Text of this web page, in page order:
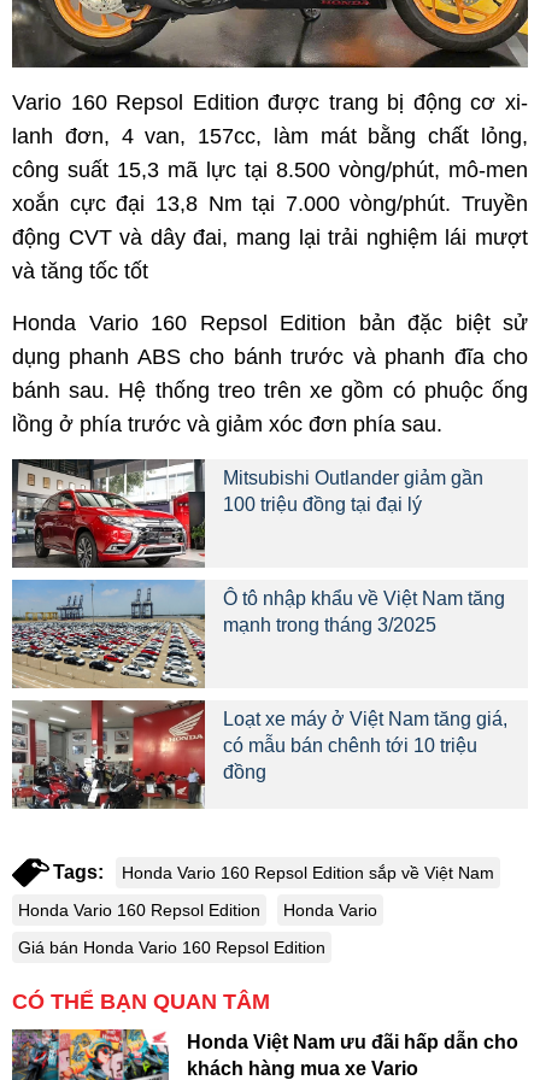
Vario 160 Repsol Edition được trang bị động cơ xi-
lanh đơn, 4 van, 157cc, làm mát bằng chất lỏng,
công suất 15,3 mã lực tại 8.500 vòng/phút, mô-men
xoắn cực đại 13,8 Nm tại 7.000 vòng/phút. Truyền
động CVT và dây đai, mang lại trải nghiệm lái mượt
và tăng tốc tốt
Honda Vario 160 Repsol Edition bản đặc biệt sử
dụng phanh ABS cho bánh trước và phanh đĩa cho
bánh sau. Hệ thống treo trên xe gồm có phuộc ống
lồng ở phía trước và giảm xóc đơn phía sau.
Mitsubishi Outlander giảm gần
100 triệu đồng tại đại lý
Ô tô nhập khẩu về Việt Nam tăng
mạnh trong tháng 3/2025
Loạt xe máy ở Việt Nam tăng giá,
có mẫu bán chênh tới 10 triệu
đồng
Tags:
Honda Vario 160 Repsol Edition sắp về Việt Nam
Honda Vario 160 Repsol Edition
Honda Vario
Giá bán Honda Vario 160 Repsol Edition
CÓ THỂ BẠN QUAN TÂM
Honda Việt Nam ưu đãi hấp dẫn cho
khách hàng mua xe Vario